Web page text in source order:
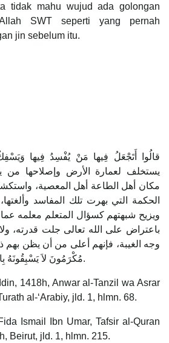
tidak mahu wujud ada golongan
SWT seperti yang pernah
jin sebelum itu.
قالُوا أَتَجْعَلُ فِيها مَنْ يُفْسِدُ فِيها
يستخلف لعمارة الأرض وإصلاحها من
مكان أهل الطاعة أهل المعصية،
الحكمة التي بهرت تلك المفاسد
ويزيح شبهتهم كسؤال المتعلم معلمه
باعتراض على الله تعالى جلت قدرته،
وجه الغيبة، فإنهم أعلى من أن يظن بهم
مُكْرَمُونَ لاَ يَسْبِقُونَهُ بِالْقَوْلِ وَهُمْ بِأَمْرِهِ يَعْمَلُونَ.
1418h, Anwar al-Tanzil wa Asrar
al-‘Arabiy, jld. 1, hlmn. 68.
Ismail Ibn Umar, Tafsir al-Quran
Beirut, jld. 1, hlmn. 215.